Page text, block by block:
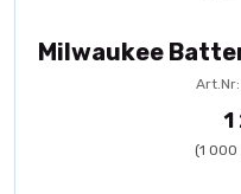
Milwaukee
(1 000